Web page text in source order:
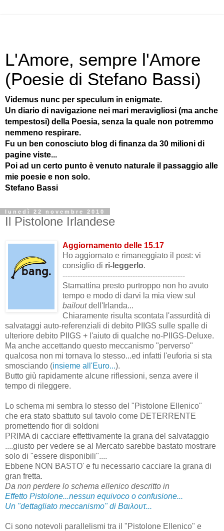
L'Amore, sempre l'Amore
(Poesie di Stefano Bassi)
Videmus nunc per speculum in enigmate.
Un diario di navigazione nei mari meravigliosi (ma anche
tempestosi) della Poesia, senza la quale non potremmo
nemmeno respirare.
Fu un ben conosciuto blog di finanza da 30 milioni di
pagine viste...
Poi ad un certo punto è venuto naturale il passaggio alle
mie poesie e non solo.
Stefano Bassi
lunedì 22 novembre 2010
Il Pistolone Irlandese
Aggiornamento delle 15.17
Ho aggiornato e rimaneggiato il post: vi
consiglio di ri-leggerlo.
-------------------------------------------------
Stamattina presto purtroppo non ho avuto
tempo e modo di darvi la mia view sul
bailoutdell'Irlanda...
Chiaramente risulta scontata l'assurdità di
salvataggi auto-referenziali di debito PIIGS sulle spalle di
ulteriore debito PIIGS + l'aiuto di qualche no-PIIGS-Deluxe.
Ma anche accettando questo meccanismo "perverso"
qualcosa non mi tornava lo stesso...ed infatti l'euforia si sta
smosciando (insieme all'Euro...).
Butto giù rapidamente alcune riflessioni, senza avere il
tempo di rileggere.
Lo schema mi sembra lo stesso del "Pistolone Ellenico"
che era stato sbattuto sul tavolo come DETERRENTE
promettendo fior di soldoni
PRIMA di cacciare effettivamente la grana del salvataggio
....giusto per vedere se al Mercato sarebbe bastato mostrare
solo di "essere disponibili"....
Ebbene NON BASTO' e fu necessario cacciare la grana di
gran fretta.
Da non perdere lo schema ellenico descritto in
Effetto Pistolone...nessun equivoco o confusione...
Un "dettagliato meccanismo" di Βαιλουτ...
Ci sono notevoli parallelismi tra il "Pistolone Ellenico" e